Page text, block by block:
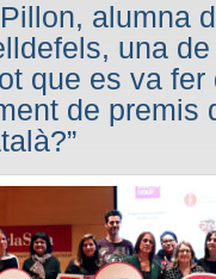
alumna
una
que es va fer
de